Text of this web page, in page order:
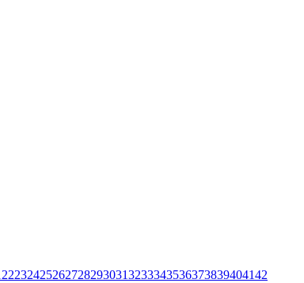
222324252627282930313233343536373839404142